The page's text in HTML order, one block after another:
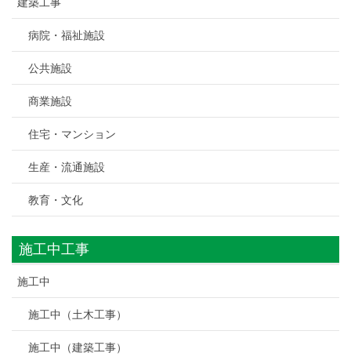
病院・福祉施設
公共施設
商業施設
住宅・マンション
生産・流通施設
教育・文化
施工中工事
施工中
施工中（土木工事）
施工中（建築工事）